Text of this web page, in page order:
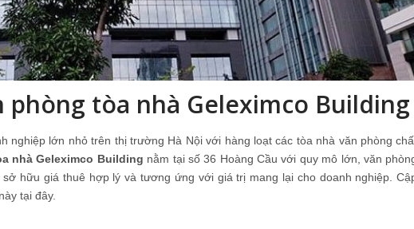
phòng tòa nhà Geleximco Building
nghiệp lớn nhỏ trên thị trường Hà Nội với hàng loạt các tòa nhà văn phòng
nhà Geleximco Building nằm tại số 36 Hoàng Cầu với quy mô lớn, văn
hữu giá thuê hợp lý và tương ứng với giá trị mang lại cho doanh nghiệp.
tại đây.